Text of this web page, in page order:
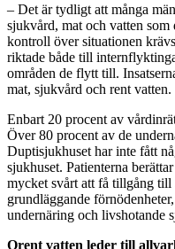
– Det är tydligt att många
sjukvård, mat och vatten
kontroll över situationen
riktade både till
områden de flytt till.
mat, sjukvård och rent vatten.
Enbart 20 procent av
Över 80 procent av de
Duptisjukhuset har inte fått
sjukhuset. Patienterna
mycket svårt att få tillgång till
grundläggande
undernäring och livshotande
Orent vatten leder till